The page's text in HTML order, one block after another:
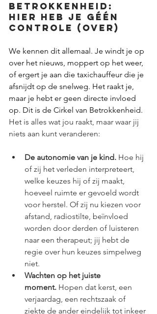
betrokkenheid:
hier heb je géén
controle (over)
We kennen dit allemaal. Je windt je op
over het nieuws, moppert op het weer,
of ergert je aan die taxichauffeur die je
afsnijdt op de snelweg. Het raakt je,
maar je hebt er geen directe invloed
op. Dit is de Cirkel van Betrokkenheid.
Het is alles wat jou raakt, maar waar jij
niets aan kunt veranderen:
De autonomie van je kind. Hoe hij
of zij het verleden interpreteert,
welke keuzes hij of zij maakt,
hoeveel ruimte er gevoeld wordt
voor herstel. Of zij nu kiezen voor
afstand, radiostilte, beïnvloed
worden door derden of luisteren
naar een therapeut; jij hebt de
regie over hun keuzes simpelweg
niet.
Wachten op het juiste
moment. Hopen dat kerst, een
verjaardag, een rechtszaak of
ziekte de ander eindelijk tot inkeer